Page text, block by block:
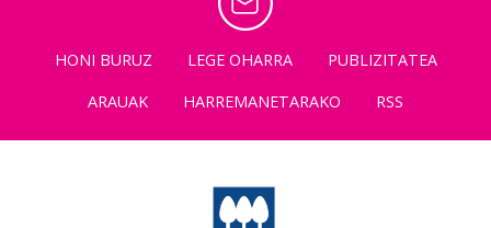
HONI BURUZ LEGE OHARRA
PUBLIZITATEA
ARAUAK
HARREMANETARAKO RSS